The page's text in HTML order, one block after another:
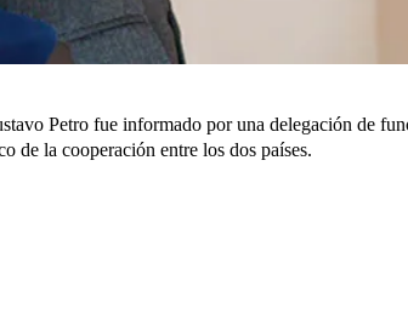
Petro fue informado por una delegación de
de la cooperación entre los dos países.